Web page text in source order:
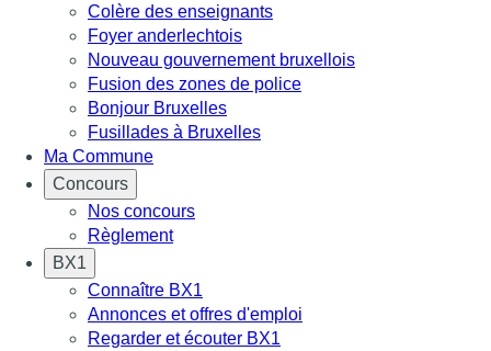
Colère des enseignants
Foyer anderlechtois
Nouveau gouvernement bruxellois
Fusion des zones de police
Bonjour Bruxelles
Fusillades à Bruxelles
Ma Commune
Concours
Nos concours
Règlement
BX1
Connaître BX1
Annonces et offres d'emploi
Regarder et écouter BX1